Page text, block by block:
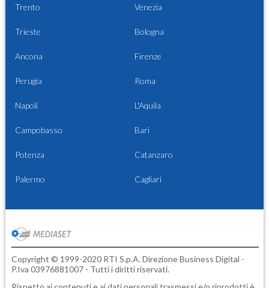
Trento Venezia
Trieste Bologna
Ancona Firenze
Perugia Roma
Napoli L'Aquila
Campobasso Bari
Potenza Catanzaro
Palermo Cagliari
Copyright © 1999-2020 RTI S.p.A. Direzione Business Digital -
P.Iva 03976881007 - Tutti i diritti riservati.